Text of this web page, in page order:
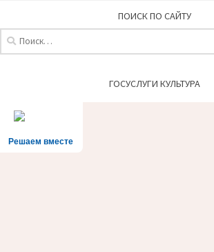
ПОИСК ПО САЙТУ
ГОСУСЛУГИ КУЛЬТУРА
Решаем вместе